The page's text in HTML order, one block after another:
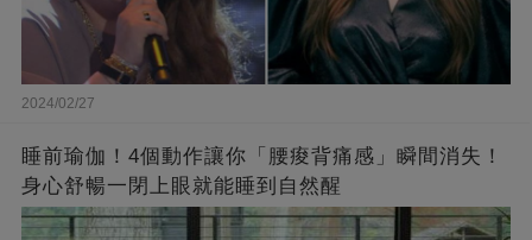
2024/02/27
睡前瑜伽！4個動作讓你「腰痠背痛感」瞬間消失！
身心舒暢一閉上眼就能睡到自然醒